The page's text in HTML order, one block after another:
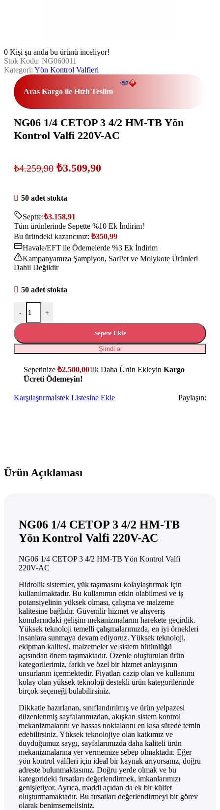
0 Kişi şu anda bu ürünü inceliyor!
Stok Kodu: NG060011
Kategori: Yön Kontrol Valfleri
Aras Kargo ile Hızlı Teslim
NG06 1/4 CETOP 3 4/2 HM-TB Yön
Kontrol Valfi 220V-AC
₺4.259,90 ₺3.509,90
50 adet stokta
Septte:₺3.158,91
Tüm ürünlerinde Sepette %10 Ek İndirim!
Bu üründeki kazancınız: ₺350,99
Havale/EFT ile Ödemelerde %3 Ek İndirim
Kampanyamıza Şampiyon, SarPet ve Molykote Ürünleri
Dahil Değildir
50 adet stokta
- +
Sepete Ekle
Şimdi al
Sepetinize ₺2.500,00'lik Daha Ürün Ekleyin Kargo
Ücreti Ödemeyin!
Karşılaştırmaİstek Listesine Ekle Paylaşın:
Ürün Açıklaması
NG06 1/4 CETOP 3 4/2 HM-TB
Yön Kontrol Valfi 220V-AC
NG06 1/4 CETOP 3 4/2 HM-TB Yön Kontrol Valfi
220V-AC
Hidrolik sistemler, yük taşımasını kolaylaştırmak için
kullanılmaktadır. Bu kullanımın etkin olabilmesi ve iş
potansiyelinin yüksek olması, çalışma ve malzeme
kalitesine bağlıdır. Güvenilir hizmet ve alışveriş
konularındaki gelişim mekanizmalarını harekete geçirdik.
Yüksek teknoloji temelli çalışmalarımızda, en iyi örnekleri
insanlara sunmaya devam ediyoruz. Yüksek teknoloji,
ekipman kalitesi, malzemeler ve sistem bütünlüğü
açısından önem taşımaktadır. Özenle oluşturulan ürün
kategorilerimiz, farklı ve özel bir hizmet anlayışının
unsurlarını içermektedir. Fiyatları cazip olan ve kullanımı
kolay olan yüksek teknoloji destekli ürün kategorilerinde
birçok seçeneği bulabilirsiniz.
Dikkatle hazırlanan, sınıflandırılmış ve ürün yelpazesi
düzenlenmiş sayfalarımızdan, akışkan sistem kontrol
mekanizmalarını ve hassas noktalarını en kısa sürede temin
edebilirsiniz. Yüksek teknolojiye olan katkımız ve
duyduğumuz saygı, sayfalarımızda daha kaliteli ürün
mekanizmalarına yer vermemize sebep olmaktadır. Eğer
yön kontrol valfleri için ideal bir kaynak arıyorsanız, doğru
adreste bulunmaktasınız. Doğru yerde olmak ve bu
kategorideki fırsatları değerlendirmek, imkanlarımızı
genişletiyor. Ayrıca, maddi açıdan da ek bir külfet
oluşturmamaktadır. Bu fırsatları değerlendirmeyi bir görev
olarak benimsemelisiniz.